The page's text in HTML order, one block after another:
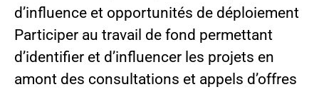
d’influence et opportunités de déploiement
Participer au travail de fond permettant
d’identifier et d’influencer les projets en
amont des consultations et appels d’offres